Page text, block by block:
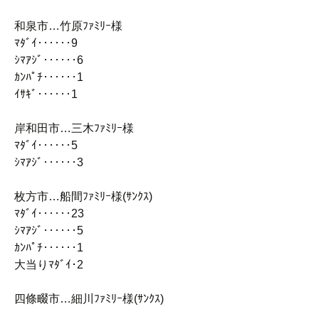
和泉市…竹原ﾌｧﾐﾘｰ様
ﾏﾀﾞｲ‥‥‥9
ｼﾏｱｼﾞ‥‥‥6
ｶﾝﾊﾟﾁ‥‥‥1
ｲｻｷﾞ‥‥‥1
岸和田市…三木ﾌｧﾐﾘｰ様
ﾏﾀﾞｲ‥‥‥5
ｼﾏｱｼﾞ‥‥‥3
枚方市…船間ﾌｧﾐﾘｰ様(ｻﾝｸｽ)
ﾏﾀﾞｲ‥‥‥23
ｼﾏｱｼﾞ‥‥‥5
ｶﾝﾊﾟﾁ‥‥‥1
大当りﾏﾀﾞｲ･2
四條畷市…細川ﾌｧﾐﾘｰ様(ｻﾝｸｽ)